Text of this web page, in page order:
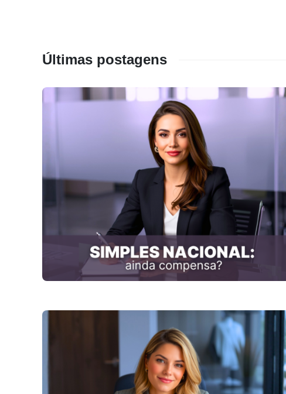
Últimas postagens